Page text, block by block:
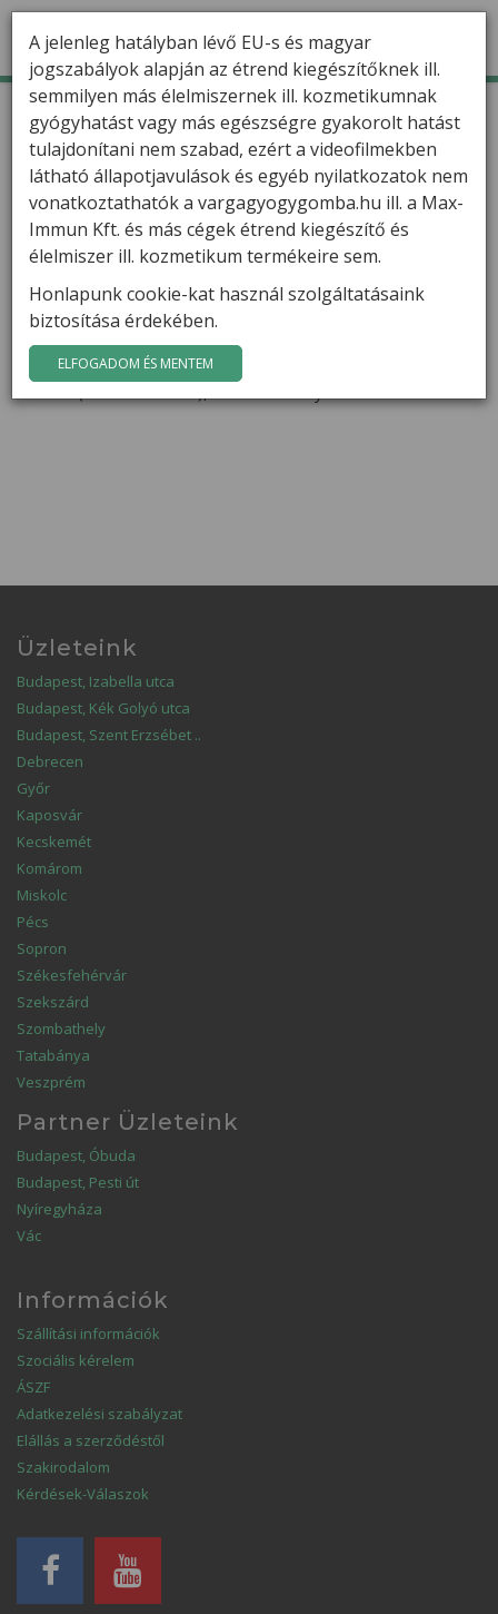
TERMÉKEK
HÍREK
VARGA GÁBOR
FILMEK
GYÓGYGOMBÁK
KAPCSOLAT
Kezdőlap Hírek Előadások októberben
Előadások októberben
Értesítjük a Tisztelt érdeklődőket, hogy Varga Gábor
hatóanyag-szakértő a következő helyszíneken és
időpontokban tart előadásokat:
2012.10.26. 17:00 Budapest, Lurdy Ház(3. terem),
Könyves Kálmán körút 12-14.
2012.10.27. 17:00 Székesfehérvár, Művészetek
Üzleteink
Budapest, Izabella utca
Budapest, Kék Golyó utca
Budapest, Szent Erzsébet ..
Debrecen
Győr
Kaposvár
Kecskemét
Komárom
Miskolc
Pécs
Sopron
Székesfehérvár
Szekszárd
Szombathely
Tatabánya
Veszprém
Partner Üzleteink
Budapest, Óbuda
Budapest, Pesti út
Nyíregyháza
Vác
Információk
Szállítási információk
Szociális kérelem
ÁSZF
Adatkezelési szabályzat
Elállás a szerződéstől
Szakirodalom
Kérdések-Válaszok
A jelenleg hatályban lévő EU-s és magyar
jogszabályok alapján az étrend kiegészítőknek ill.
semmilyen más élelmiszernek ill. kozmetikumnak
gyógyhatást vagy más egészségre gyakorolt hatást
tulajdonítani nem szabad, ezért a videofilmekben
látható állapotjavulások és egyéb nyilatkozatok nem
vonatkoztathatók a vargagyogygomba.hu ill. a Max-
Immun Kft. és más cégek étrend kiegészítő és
élelmiszer ill. kozmetikum termékeire sem.
Honlapunk cookie-kat használ szolgáltatásaink
biztosítása érdekében.
ELFOGADOM ÉS MENTEM